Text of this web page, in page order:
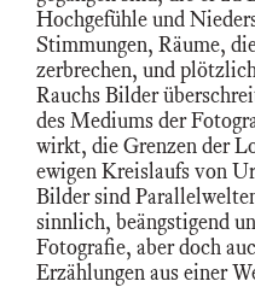
Hochgefühle und
Stimmungen, Räume,
zerbrechen, und
Rauchs Bilder
des Mediums der
wirkt, die Grenzen der
ewigen Kreislaufs von
Bilder sind
sinnlich, beängstigend
Fotografie, aber doch
Erzählungen aus einer